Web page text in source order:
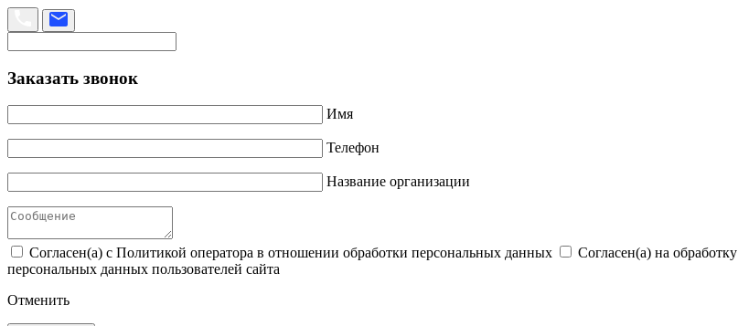
Заказать звонок
Имя
Телефон
Название организации
Согласен(а) с Политикой оператора в отношении обработки персональных данных Согласен(а) на обработку
персональных данных пользователей сайта
Отменить